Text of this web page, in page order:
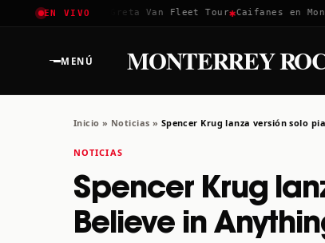
EN VIVO
Coachella 2026✱ Greta Van Fleet Tour✱Caifanes en
MENÚ MONTERREY
Inicio » Noticias » Spencer Krug lanza versión solo
NOTICIAS
Spencer Krug
Believe in